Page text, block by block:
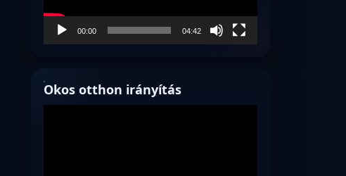
00:00 04:42
Okos otthon irányítás